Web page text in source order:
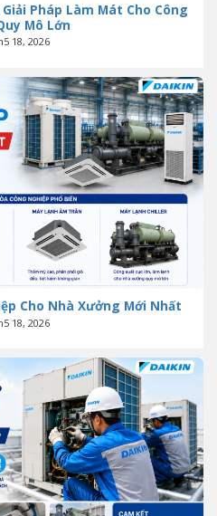
Pháp Làm Mát Cho Công
Mô Lớn
18, 2026
Cho Nhà Xưởng Mới Nhất
18, 2026